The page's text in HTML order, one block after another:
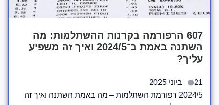
607 הרפורמה בקרנות ההשתלמות: מה
השתנה באמת ב־2024/5 ואיך זה משפיע
עליך?
21 ביוני 2025
2024/5 רפורמת השתלמות – מה באמת השתנה ואיך זה